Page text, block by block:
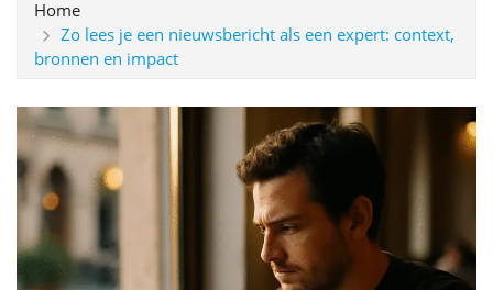
Home
Zo lees je een nieuwsbericht als een expert: context,
bronnen en impact